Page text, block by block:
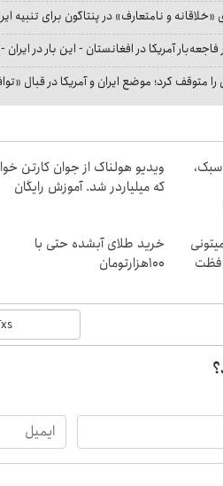
و نامتعارف» در پنتاگون برای تنبیه
فاجعه‌بار آمریکا در افغانستان - این بار در
را متوقف کرد؛ موضع ایران و آمریکا در قبال
ویدیو هولناک از جوان کارتن
که میلیاردر شد. آموزش رایگان
خرید طلای آبشده حتی با
۱۰۰هزارتومان